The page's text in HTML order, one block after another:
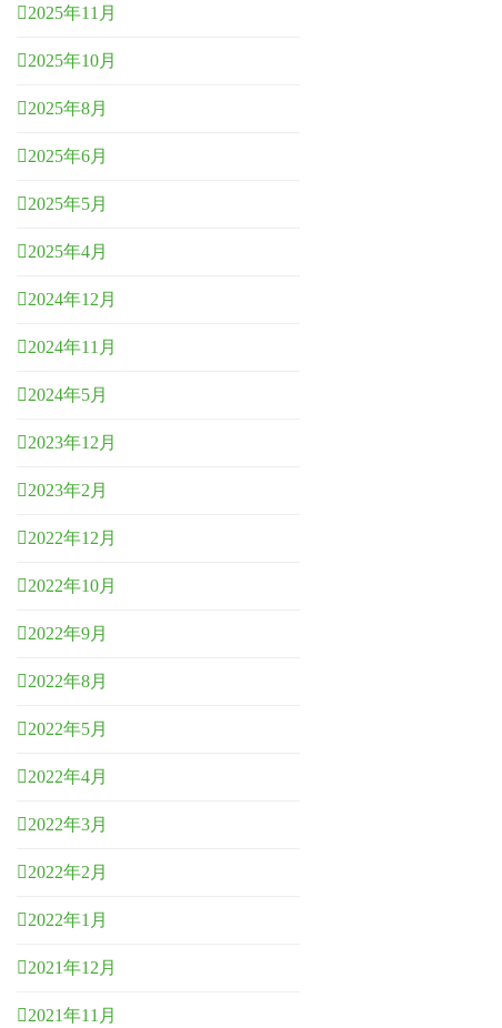
2025年11月
2025年10月
2025年8月
2025年6月
2025年5月
2025年4月
2024年12月
2024年11月
2024年5月
2023年12月
2023年2月
2022年12月
2022年10月
2022年9月
2022年8月
2022年5月
2022年4月
2022年3月
2022年2月
2022年1月
2021年12月
2021年11月